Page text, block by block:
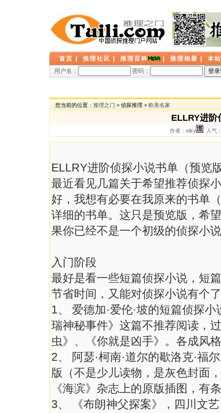
首页 推理社区 推理百科 推理相册
本
用户名：
密码：
您当前的位置： 推理之门 > 侦探推理 > 欧美名家
ELLRY进阶
作者：ellry 人气
ELLRY进阶侦探小说书单（预览
最近看见几篇关于希望推荐侦探
好，我想有必要在我原来的书单
详细的书单。这只是预览版，希
果你已经不是一个初级的侦探小
入门阶段
最好是看一些短篇侦探小说，短
节省时间，又能对侦探小说有个
1、 爱德加·爱伦·坡的短篇侦探
瑞神秘事件》这篇不推荐阅读，
虫》、《你就是凶手》。各成风
2、 阿瑟·柯南·道尔的歇洛克·福
版（不是少儿读物，是灰色封面
《海滨》杂志上的原版插图，有
3、 《布朗神父探案》，四川文